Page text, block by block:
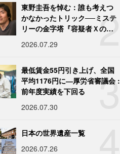
2
東野圭吾を悼む：誰も考えつ
かなかったトリック──ミステ
リーの金字塔『容疑者Ｘの献
2026.07.29
3
最低賃金55円引き上げ、全国
平均1176円に―厚労省審議会 :
前年度実績を下回る
2026.07.30
日本の世界遺産一覧
2026.07.26